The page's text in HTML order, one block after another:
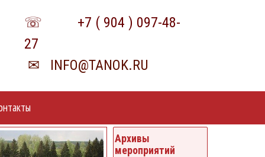
☏ +7 ( 904 ) 097-48-
27
✉
INFO@TANOK.RU
Архивы
мероприятий